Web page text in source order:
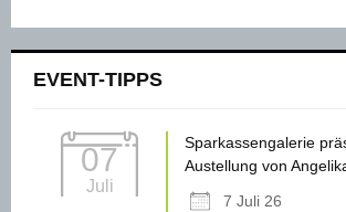
EVENT-TIPPS
07
Juli
Sparkassengalerie
Austellung von
7 Juli 26